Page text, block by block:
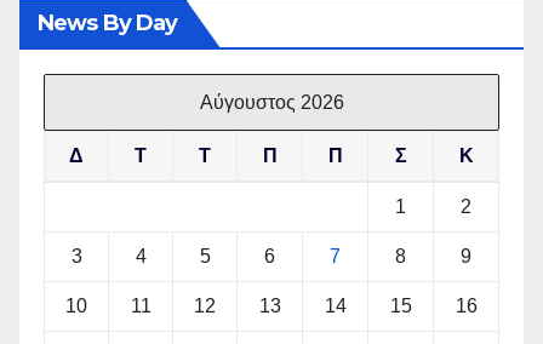
News By Day
Αύγουστος 2026
Δ Τ Τ Π Π Σ Κ
1 2
3 4 5 6 7 8 9
10 11 12 13 14 15 16